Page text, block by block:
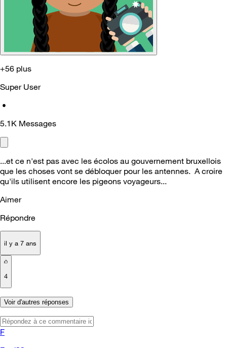
+56 plus
Super User
•
5.1K Messages
...et ce n'est pas avec les écolos au gouvernement bruxellois
que les choses vont se débloquer pour les antennes. A croire
qu'ils utilisent encore les pigeons voyageurs...
Aimer
Répondre
il y a 7 ans
4
Voir d'autres réponses
F